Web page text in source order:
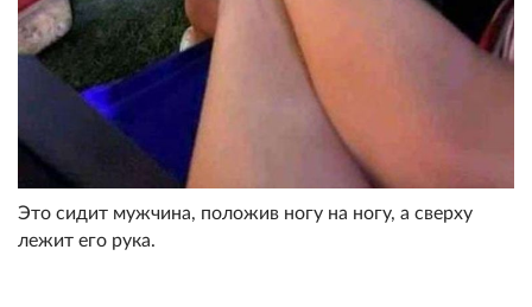
Это сидит мужчина, положив ногу на ногу, а сверху
лежит его рука.